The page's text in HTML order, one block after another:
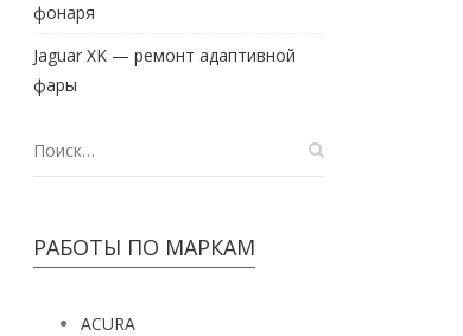
фонаря
Jaguar XK — ремонт адаптивной
фары
РАБОТЫ ПО МАРКАМ
ACURA